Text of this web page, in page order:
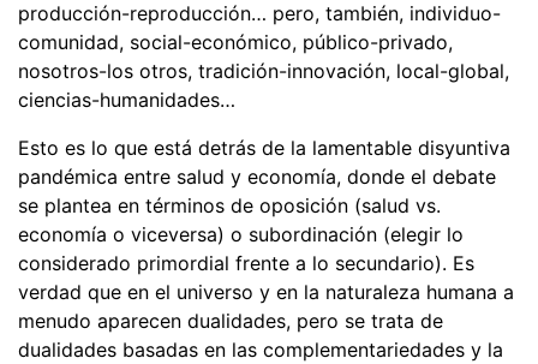
producción-reproducción… pero, también, individuo-
comunidad, social-económico, público-privado,
nosotros-los otros, tradición-innovación, local-global,
ciencias-humanidades…
Esto es lo que está detrás de la lamentable disyuntiva
pandémica entre salud y economía, donde el debate
se plantea en términos de oposición (salud vs.
economía o viceversa) o subordinación (elegir lo
considerado primordial frente a lo secundario). Es
verdad que en el universo y en la naturaleza humana a
menudo aparecen dualidades, pero se trata de
dualidades basadas en las complementariedades y la